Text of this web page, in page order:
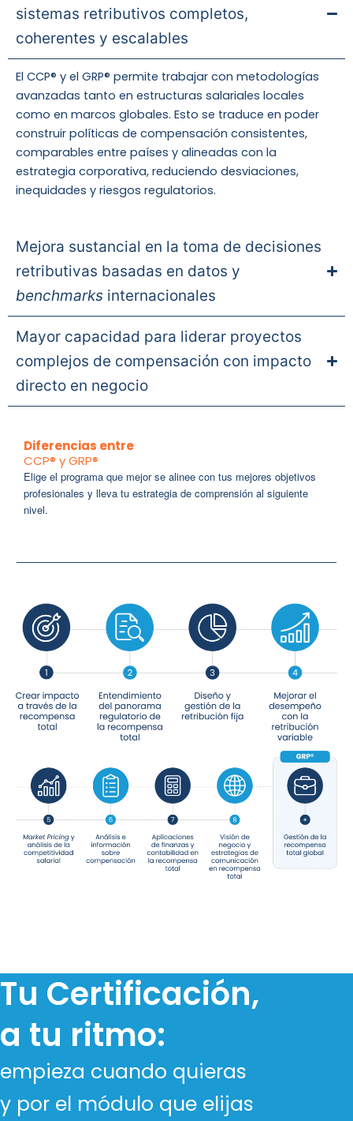
sistemas retributivos completos,
coherentes y escalables
El CCP® y el GRP® permite trabajar con metodologías
avanzadas tanto en estructuras salariales locales
como en marcos globales. Esto se traduce en poder
construir políticas de compensación consistentes,
comparables entre países y alineadas con la
estrategia corporativa, reduciendo desviaciones,
inequidades y riesgos regulatorios.
Mejora sustancial en la toma de decisiones
retributivas basadas en datos y
benchmarks internacionales
Mayor capacidad para liderar proyectos
complejos de compensación con impacto
directo en negocio
Diferencias entre
CCP® y GRP®
Elige el programa que mejor se alinee con tus mejores objetivos
profesionales y lleva tu estrategia de comprensión al siguiente
nivel.
Tu Certificación,
a tu ritmo:
empieza cuando quieras
y por el módulo que elijas